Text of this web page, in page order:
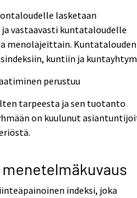
lasketaan
vastaavasti kuntataloudelle
menolajeittain. Kuntatalouden
kuntiin ja
perustuu
tarpeesta ja sen tuotanto
on kuulunut
indeksi, joka